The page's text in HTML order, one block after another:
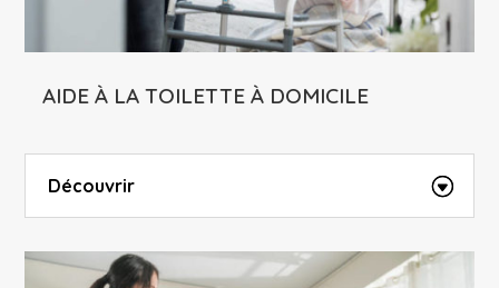
AIDE À LA TOILETTE À DOMICILE
Découvrir